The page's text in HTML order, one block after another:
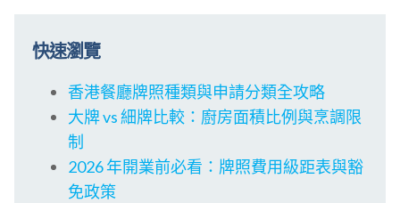
快速瀏覽
香港餐廳牌照種類與申請分類全攻略
大牌 vs 細牌比較：廚房面積比例與烹調限
制
2026 年開業前必看：牌照費用級距表與豁
免政策